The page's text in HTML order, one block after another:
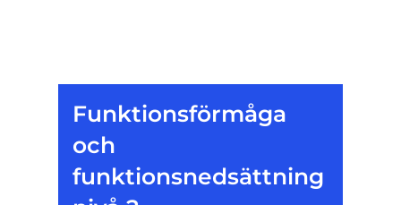
Funktionsförmåga
och
funktionsnedsättning